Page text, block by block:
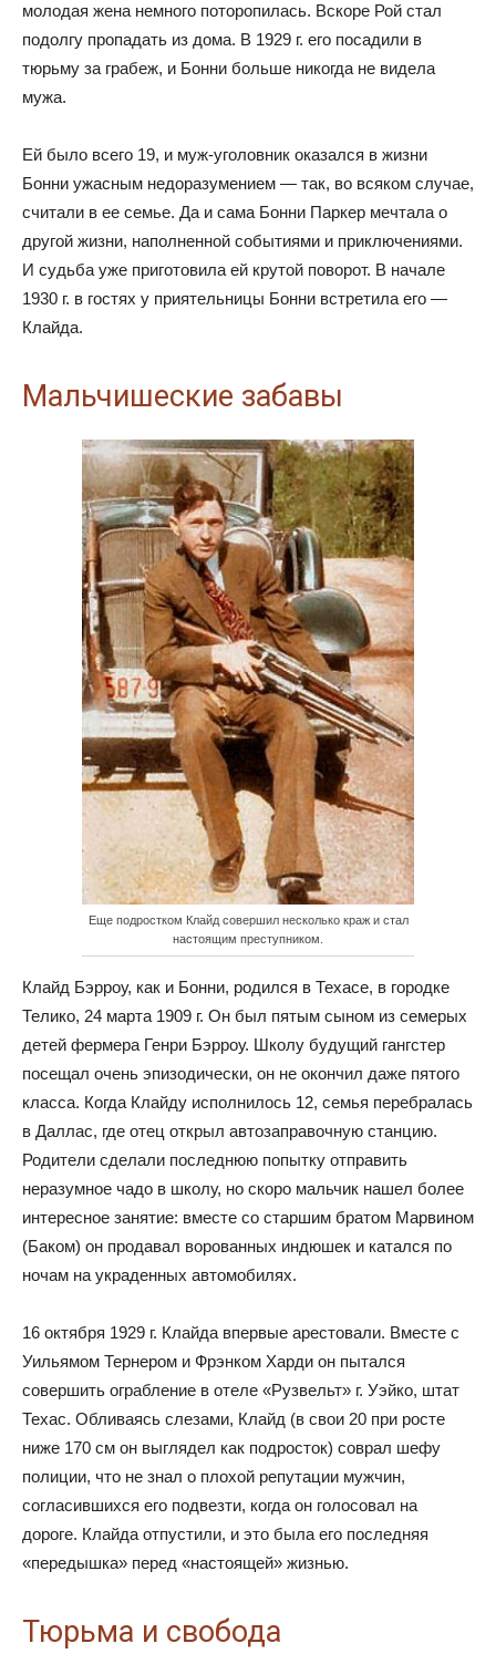
молодая жена немного поторопилась. Вскоре Рой стал
подолгу пропадать из дома. В 1929 г. его посадили в
тюрьму за грабеж, и Бонни больше никогда не видела
мужа.
Ей было всего 19, и муж-уголовник оказался в жизни
Бонни ужасным недоразумением — так, во всяком случае,
считали в ее семье. Да и сама Бонни Паркер мечтала о
другой жизни, наполненной событиями и приключениями.
И судьба уже приготовила ей крутой поворот. В начале
1930 г. в гостях у приятельницы Бонни встретила его —
Клайда.
Мальчишеские забавы
Еще подростком Клайд совершил несколько краж и стал
настоящим преступником.
Клайд Бэрроу, как и Бонни, родился в Техасе, в городке
Телико, 24 марта 1909 г. Он был пятым сыном из семерых
детей фермера Генри Бэрроу. Школу будущий гангстер
посещал очень эпизодически, он не окончил даже пятого
класса. Когда Клайду исполнилось 12, семья перебралась
в Даллас, где отец открыл автозаправочную станцию.
Родители сделали последнюю попытку отправить
неразумное чадо в школу, но скоро мальчик нашел более
интересное занятие: вместе со старшим братом Марвином
(Баком) он продавал ворованных индюшек и катался по
ночам на украденных автомобилях.
16 октября 1929 г. Клайда впервые арестовали. Вместе с
Уильямом Тернером и Фрэнком Харди он пытался
совершить ограбление в отеле «Рузвельт» г. Уэйко, штат
Техас. Обливаясь слезами, Клайд (в свои 20 при росте
ниже 170 см он выглядел как подросток) соврал шефу
полиции, что не знал о плохой репутации мужчин,
согласившихся его подвезти, когда он голосовал на
дороге. Клайда отпустили, и это была его последняя
«передышка» перед «настоящей» жизнью.
Тюрьма и свобода